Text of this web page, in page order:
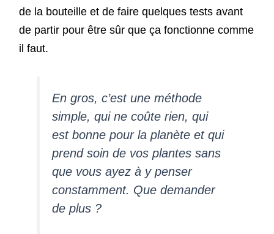
de la bouteille et de faire quelques tests avant
de partir pour être sûr que ça fonctionne comme
il faut.
En gros, c’est une méthode
simple, qui ne coûte rien, qui
est bonne pour la planète et qui
prend soin de vos plantes sans
que vous ayez à y penser
constamment. Que demander
de plus ?